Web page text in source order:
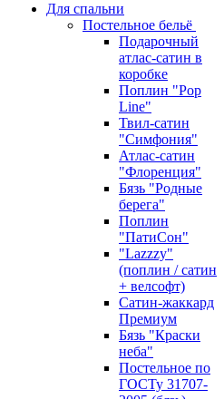
Для спальни
Постельное бельё
Подарочный
атлас-сатин в
коробке
Поплин "Pop
Line"
Твил-сатин
"Симфония"
Атлас-сатин
"Флоренция"
Бязь "Родные
берега"
Поплин
"ПатиСон"
"Lazzzy"
(поплин / сатин
+ велсофт)
Сатин-жаккард
Премиум
Бязь "Краски
неба"
Постельное по
ГОСТу 31707-